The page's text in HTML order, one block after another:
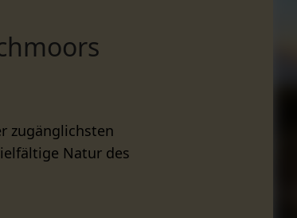
zugänglichsten
Natur des